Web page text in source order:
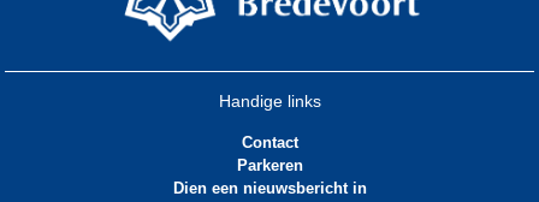
Handige links
Contact
Parkeren
Dien een nieuwsbericht in